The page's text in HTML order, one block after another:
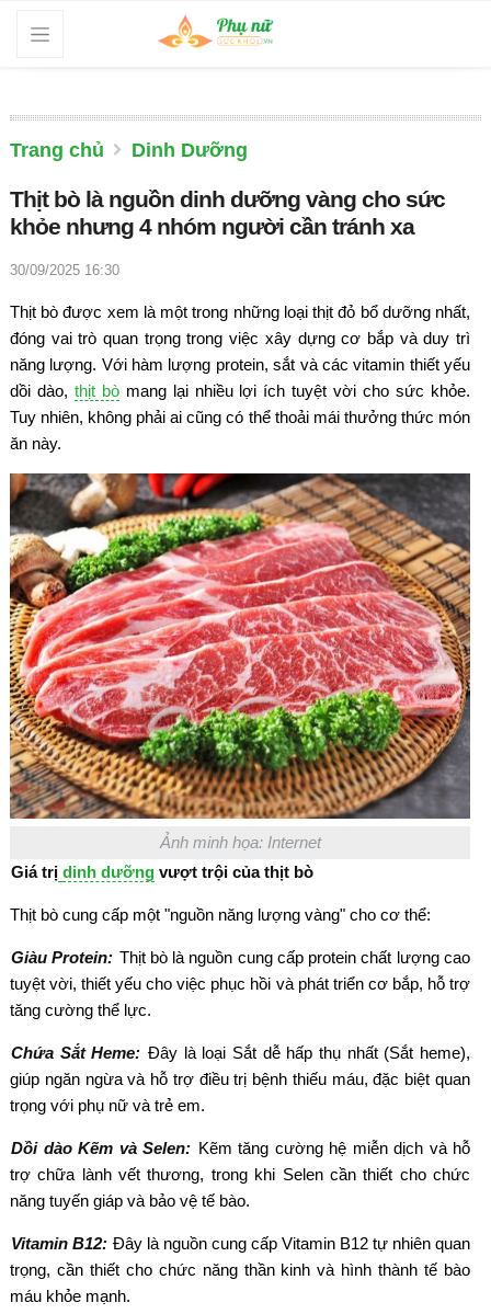
Trang chủ Dinh Dưỡng
Thịt bò là nguồn dinh dưỡng vàng cho sức
khỏe nhưng 4 nhóm người cần tránh xa
30/09/2025 16:30
Thịt bò được xem là một trong những loại thịt đỏ bổ dưỡng nhất,
đóng vai trò quan trọng trong việc xây dựng cơ bắp và duy trì
năng lượng. Với hàm lượng protein, sắt và các vitamin thiết yếu
dồi dào, thịt bòmang lại nhiều lợi ích tuyệt vời cho sức khỏe.
Tuy nhiên, không phải ai cũng có thể thoải mái thưởng thức món
ăn này.
Ảnh minh họa: Internet
Giá trị dinh dưỡng vượt trội của thịt bò
Thịt bò cung cấp một "nguồn năng lượng vàng" cho cơ thể:
Giàu Protein: Thịt bò là nguồn cung cấp protein chất lượng cao
tuyệt vời, thiết yếu cho việc phục hồi và phát triển cơ bắp, hỗ trợ
tăng cường thể lực.
Chứa Sắt Heme: Đây là loại Sắt dễ hấp thụ nhất (Sắt heme),
giúp ngăn ngừa và hỗ trợ điều trị bệnh thiếu máu, đặc biệt quan
trọng với phụ nữ và trẻ em.
Dồi dào Kẽm và Selen: Kẽm tăng cường hệ miễn dịch và hỗ
trợ chữa lành vết thương, trong khi Selen cần thiết cho chức
năng tuyến giáp và bảo vệ tế bào.
Vitamin B12: Đây là nguồn cung cấp Vitamin B12 tự nhiên quan
trọng, cần thiết cho chức năng thần kinh và hình thành tế bào
máu khỏe mạnh.